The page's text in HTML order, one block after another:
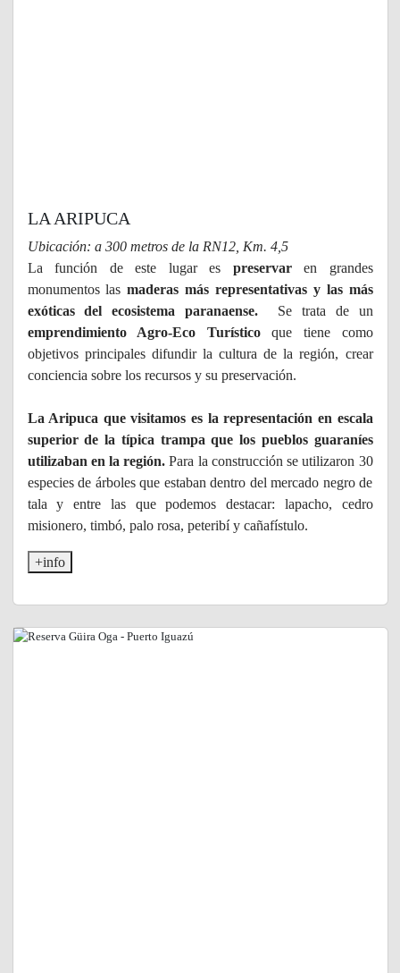
LA ARIPUCA
Ubicación: a 300 metros de la RN12, Km. 4,5
La función de este lugar es preservaren grandes
monumentos lasmaderas más representativas y las más
exóticas del ecosistema paranaense. Se trata de un
emprendimiento Agro-Eco Turísticoque tiene como
objetivos principales difundir la cultura de la región, crear
conciencia sobre los recursos y su preservación.
La Aripuca que visitamos es la representación en escala
superior de la típica trampa que los pueblos guaraníes
utilizaban en la región. Para la construcción se utilizaron 30
especies de árboles que estaban dentro del mercado negro de
tala y entre las que podemos destacar: lapacho, cedro
misionero, timbó, palo rosa, peteribí y cañafístulo.
+info